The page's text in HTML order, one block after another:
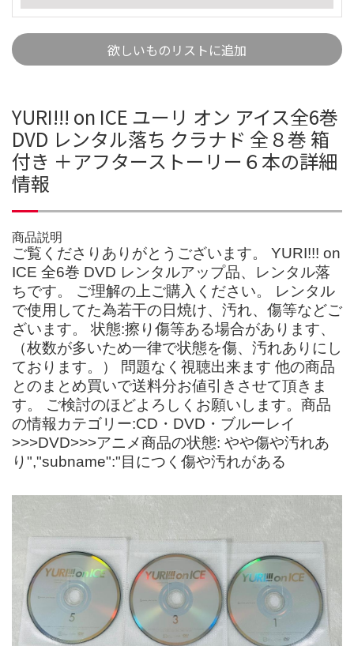
欲しいものリストに追加
YURI!!! on ICE ユーリ オン アイス全6巻
DVD レンタル落ち クラナド 全８巻 箱
付き ＋アフターストーリー６本の詳細
情報
商品説明
ご覧くださりありがとうございます。 YURI!!! on
ICE 全6巻 DVD レンタルアップ品、レンタル落
ちです。 ご理解の上ご購入ください。 レンタル
で使用してた為若干の日焼け、汚れ、傷等などご
ざいます。 状態:擦り傷等ある場合があります、
（枚数が多いため一律で状態を傷、汚れありにし
ております。） 問題なく視聴出来ます 他の商品
とのまとめ買いで送料分お値引きさせて頂きま
す。 ご検討のほどよろしくお願いします。商品
の情報カテゴリー:CD・DVD・ブルーレイ
>>>DVD>>>アニメ商品の状態: やや傷や汚れあ
り","subname":"目につく傷や汚れがある